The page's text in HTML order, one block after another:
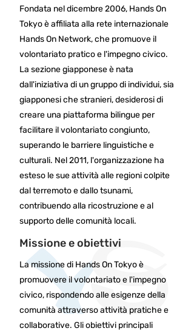
Fondata nel dicembre 2006, Hands On
Tokyo è affiliata alla rete internazionale
Hands On Network, che promuove il
volontariato pratico e l'impegno civico.
La sezione giapponese è nata
dall'iniziativa di un gruppo di individui, sia
giapponesi che stranieri, desiderosi di
creare una piattaforma bilingue per
facilitare il volontariato congiunto,
superando le barriere linguistiche e
culturali. Nel 2011, l'organizzazione ha
esteso le sue attività alle regioni colpite
dal terremoto e dallo tsunami,
contribuendo alla ricostruzione e al
supporto delle comunità locali. ​
Missione e obiettivi
La missione di Hands On Tokyo è
promuovere il volontariato e l'impegno
civico, rispondendo alle esigenze della
comunità attraverso attività pratiche e
collaborative. Gli obiettivi principali